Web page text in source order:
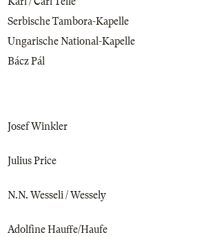
Serbische Tambora-Kapelle
Ungarische National-Kapelle
Bácz Pál
Josef Winkler
Julius Price
N.N. Wesseli / Wessely
Adolfine Hauffe/Haufe